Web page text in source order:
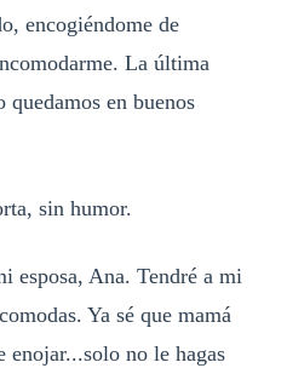
encogiéndome de
La última
en buenos
sin humor.
esposa, Ana. Tendré a mi
Ya sé que mamá
enojar...solo no le hagas